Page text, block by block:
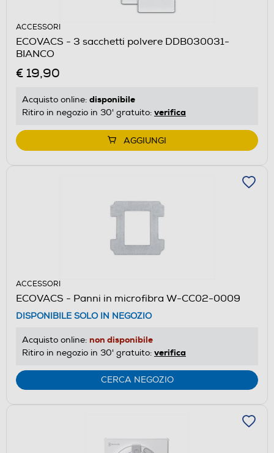
ACCESSORI
ECOVACS - 3 sacchetti polvere DDB030031-
BIANCO
€ 19,90
Acquisto online: disponibile
Ritiro in negozio in 30' gratuito: verifica
AGGIUNGI
ACCESSORI
ECOVACS - Panni in microfibra W-CC02-0009
DISPONIBILE SOLO IN NEGOZIO
Acquisto online: non disponibile
Ritiro in negozio in 30' gratuito: verifica
CERCA NEGOZIO